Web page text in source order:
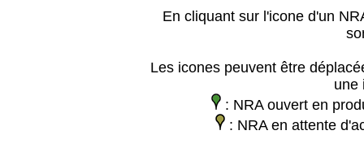
En cliquant sur l'icone d'un
Les icones peuvent être
une
: NRA ouvert en
: NRA en attente